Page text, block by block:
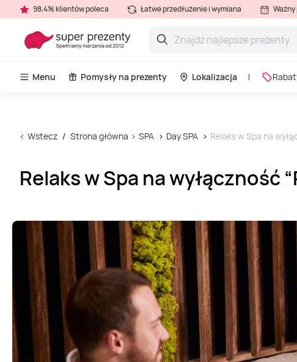
98,4% klientów poleca Łatwe przedłużenie i wymiana
Menu Pomysły na prezenty Lokalizacja
Wstecz Strona główna SPA Day SPA Relaks w Spa na
Relaks w Spa na wyłączność